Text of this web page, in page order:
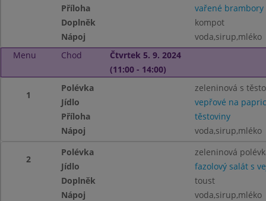
Příloha
vařené brambory
Doplněk
kompot
Nápoj
voda,sirup,mléko
Menu
Chod
Čtvrtek 5. 9. 2024
(11:00 - 14:00)
1
Polévka
zeleninová s
Jídlo
vepřové na
Příloha
těstoviny
Nápoj
voda,sirup,mléko
2
Polévka
zeleninová
Jídlo
fazolový salát s
Doplněk
toust
Nápoj
voda,sirup,mléko